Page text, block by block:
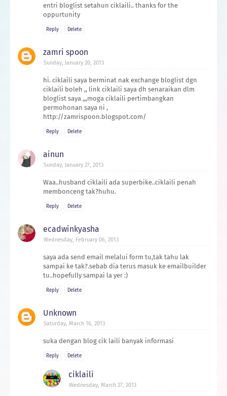
entri bloglist setahun ciklaili.. thanks for the
oppurtunity
Reply Delete
zamri spoon
Sunday, January 20, 2013
hi. ciklaili saya berminat nak exchange bloglist dgn
ciklaili boleh ,, link ciklaili saya dh senaraikan dlm
bloglist saya ,,,moga ciklaili pertimbangkan
permohonan saya ni ,
http://zamrispoon.blogspot.com/
Reply Delete
ainun
Sunday, January 27, 2013
Waa..husband ciklaili ada superbike..ciklaili penah
membonceng tak?huhu.
Reply Delete
ecadwinkyasha
Wednesday, February 06, 2013
saya ada send email melalui form tu,tak tahu lak
sampai ke tak?.sebab dia terus masuk ke emailbuilder
tu..hopefully sampai la yer :)
Reply Delete
Unknown
Saturday, March 16, 2013
suka dengan blog cik laili banyak informasi
Reply Delete
ciklaili
Wednesday, March 27, 2013